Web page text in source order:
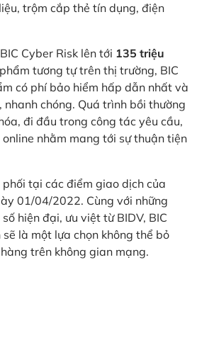
trộm cắp thẻ tín dụng, điện
Cyber Risk lên tới 135 triệu
tương tự trên thị trường, BIC
có phí bảo hiểm hấp dẫn nhất và
chóng. Quá trình bồi thường
đi đầu trong công tác yêu cầu,
nhằm mang tới sự thuận tiện
tại các điểm giao dịch của
01/04/2022. Cùng với những
hiện đại, ưu việt từ BIDV, BIC
là một lựa chọn không thể bỏ
trên không gian mạng.